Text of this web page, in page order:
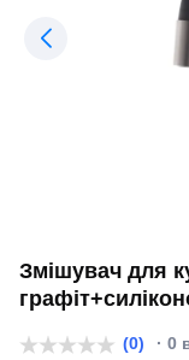
Змішувач для
(0) · 0